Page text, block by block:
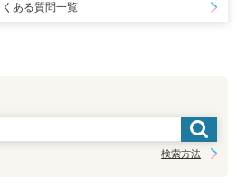
くある質問一覧
検索方法